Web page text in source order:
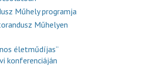
Műhely programja
Műhelyen
életműdíjas”
konferenciáján